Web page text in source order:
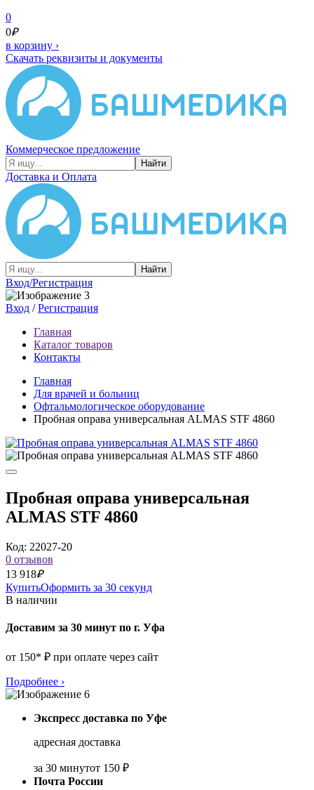
0
0₽
в корзину ›
Скачать реквизиты и документы
Коммерческое предложение
Найти
Доставка и Оплата
Найти
Вход/Регистрация
Вход /Регистрация
Главная
Каталог товаров
Контакты
Главная
Для врачей и больниц
Офтальмологическое оборудование
Пробная оправа универсальная ALMAS STF 4860
Пробная оправа универсальная
ALMAS STF 4860
Код: 22027-20
0 отзывов
13 918₽
КупитьОформить за 30 секунд
В наличии
Доставим за 30 минут по г. Уфа
от 150* ₽ при оплате через сайт
Подробнее ›
Экспресс доставка по Уфе
адресная доставка
за 30 минутот 150 ₽
Почта России